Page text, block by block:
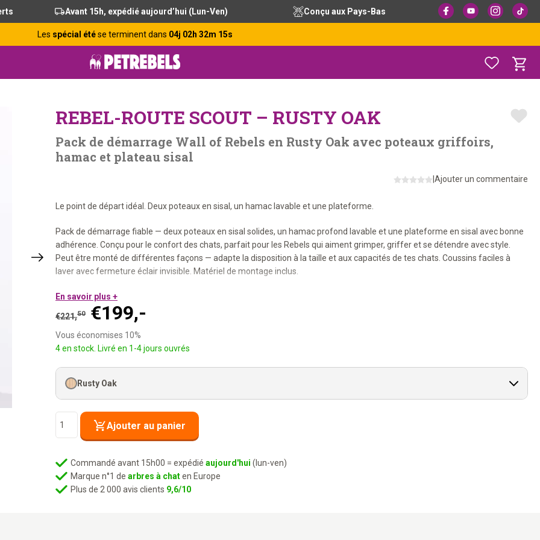
Avant 15h, expédié aujourd’hui (Lun-Ven) Conçu aux Pays-Bas
Les spécial étése terminent dans 04j 02h 32m 14s
REBEL-ROUTE SCOUT – RUSTY OAK
Pack de démarrage Wall of Rebels en Rusty Oak avec poteaux griffoirs,
hamac et plateau sisal
Ajouter un commentaire
Le point de départ idéal. Deux poteaux en sisal, un hamac lavable et une plateforme.
Pack de démarrage fiable — deux poteaux en sisal solides, un hamac profond lavable et une plateforme en sisal avec bonne
adhérence. Conçu pour le confort des chats, parfait pour les Rebels qui aiment grimper, griffer et se détendre avec style.
Peut être monté de différentes façons — adapte la disposition à la taille et aux capacités de tes chats. Coussins faciles à
laver avec fermeture éclair invisible. Matériel de montage inclus.
Contenu :
1x Climb 1560 set, 1x Post 1560, 1x Level 35, 1x Sleeper ZIP- SQ L 40
Entièrement combinableavec tous les autres éléments Wall of Rebels.
Coussins lavables :
Plusieurs configurations possibles :
Ton mur. Leur paradis.
En savoir plus +
€221,50
Le
prix
initial
était :
€221,
.
€199,-
actuel
est :
Vous économises 10%
4 en stock. Livré en 1-4 jours ouvrés
Rusty Oak
quantité
de
Route
Scout
Ajouter au panier
Commandé avant 15h00 = expédié aujourd'hui (lun-ven)
Marque n°1 de arbres à chaten Europe
Plus de 2 000 avis clients 9,6/10